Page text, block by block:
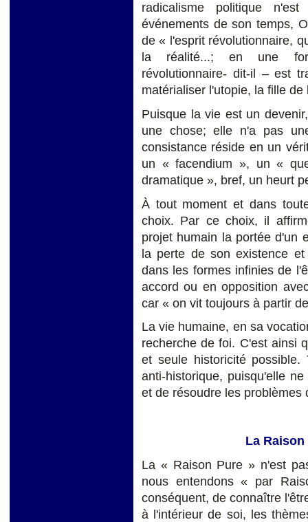
radicalisme politique
événements de son temps,
de « l'esprit révolutionnaire,
la réalité...; en une
révolutionnaire- dit-il – est
matérialiser l'utopie, la fille
Puisque la vie est un
une chose; elle n'a pas
consistance réside en un
un « facendium », un «
dramatique », bref, un heurt
À tout moment et dans
choix. Par ce choix, il
projet humain la portée d'un
la perte de son existence
dans les formes infinies de
accord ou en opposition
car « on vit toujours à partir
La vie humaine, en sa
recherche de foi. C'est ainsi
et seule historicité possible.
anti-historique, puisqu'elle
et de résoudre les problèmes
La Raison
La « Raison Pure » n'est
nous entendons « par
conséquent, de connaître
à l'intérieur de soi, les